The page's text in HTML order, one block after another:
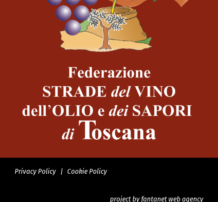
Privacy Policy| Cookie Policy
project byfantanet web agency